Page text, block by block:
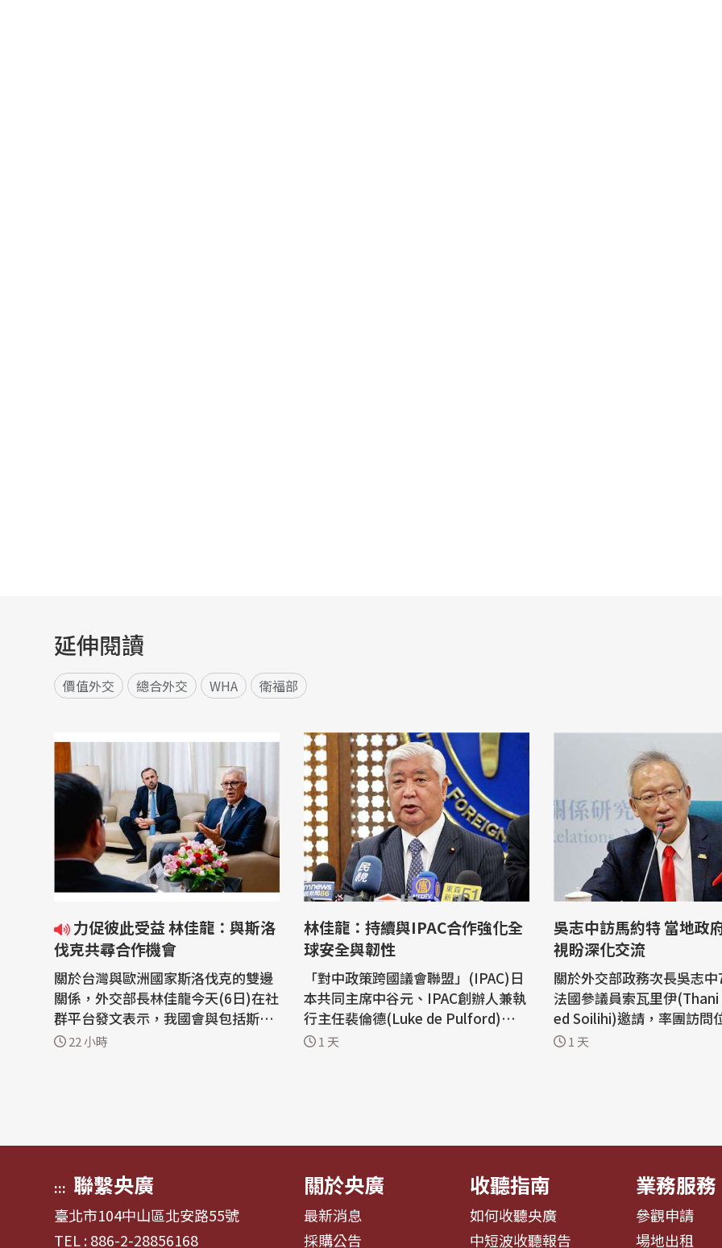
延伸閱讀
價值外交 總合外交 WHA 衛福部
伐克共尋合作機會
關於台灣與歐洲國家斯洛伐克的雙邊
關係，外交部長林佳龍今天(6日)在社
群平台發文表示，我國會與包括斯洛
伐克在內的中東歐國家，持續從半導
22 小時
林佳龍：持續與IPAC合作強化全
球安全與韌性
「對中政策跨國議會聯盟」(IPAC)日
本共同主席中谷元、IPAC創辦人兼執
行主任裴倫德(Luke de Pulford)、IP
AC日本主任山尾志櫻里組團來台出席
1 天
吳志中訪馬約特 當地政
視盼深化交流
關於外交部政務次長吳志
法國參議員索瓦里伊
ed Soilihi)邀請，率團訪問
洋的法國海外省馬約特
1 天
::: 聯繫央廣
臺北市104中山區北安路55號
TEL : 886-2-28856168
關於央廣
最新消息
採購公告
收聽指南
如何收聽央廣
中短波收聽報告
業務服務
參觀申請
場地出租